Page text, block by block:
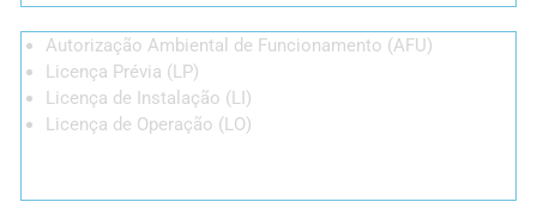
Autorização Ambiental de Funcionamento (AFU)
Licença Prévia (LP)
Licença de Instalação (LI)
Licença de Operação (LO)